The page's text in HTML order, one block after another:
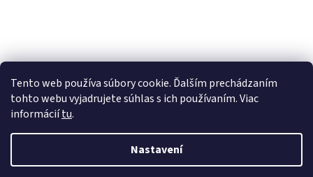
Tento web používa súbory cookie. Ďalším prechádzaním
tohto webu vyjadrujete súhlas s ich používaním. Viac
informáciítu.
Nastavení
Vytvořil Shoptet